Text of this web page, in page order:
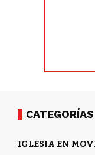
CATEGORÍAS
IGLESIA EN